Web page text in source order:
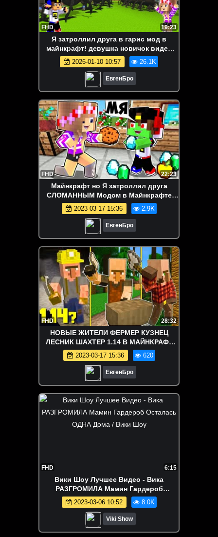
FHD 19:23
Я затроллил друга в гарис мод в
майнкрафт! девушка новичок видео
minecraft
2026-01-10 10:57 26.1K
ЕвгенБро
FHD 22:23
Майнкрафт но Я затроллил друга
СЛОМАННЫМ Модом в Майнкрафте
Троллинг Ловушка Minecraft
2023-03-17 15:36 2.9K
ЕвгенБро
FHD 28:32
НОВЫЕ ЖИТЕЛИ ФЕРМЕР КУЗНЕЦ
ЛЕСНИК ШАХТЕР 1.14 В МАЙНКРАФТ
ВИДЕО 100% ТРОЛЛИНГ ЛОВУШКА
MINECRAFT
2023-03-17 15:36 620
ЕвгенБро
FHD 6:15
Вики Шоу Лучшее Видео - Вика
РАЗГРОМИЛА Мамин Гардероб
Осталась ОДНА Дома / Вики Шоу
2023-03-06 10:52 8.0K
Viki Show